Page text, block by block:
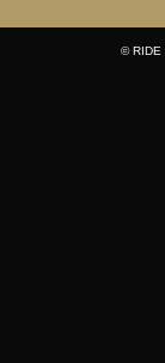
© RIDE